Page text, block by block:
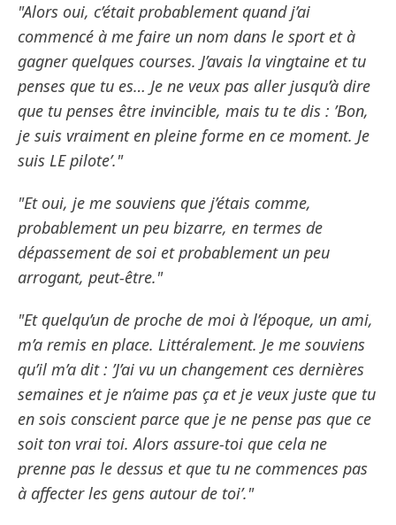
"Alors oui, c’était probablement quand j’ai
commencé à me faire un nom dans le sport et à
gagner quelques courses. J’avais la vingtaine et tu
penses que tu es… Je ne veux pas aller jusqu’à dire
que tu penses être invincible, mais tu te dis : ’Bon,
je suis vraiment en pleine forme en ce moment. Je
suis LE pilote’."
"Et oui, je me souviens que j’étais comme,
probablement un peu bizarre, en termes de
dépassement de soi et probablement un peu
arrogant, peut-être."
"Et quelqu’un de proche de moi à l’époque, un ami,
m’a remis en place. Littéralement. Je me souviens
qu’il m’a dit : ’J’ai vu un changement ces dernières
semaines et je n’aime pas ça et je veux juste que tu
en sois conscient parce que je ne pense pas que ce
soit ton vrai toi. Alors assure-toi que cela ne
prenne pas le dessus et que tu ne commences pas
à affecter les gens autour de toi’."